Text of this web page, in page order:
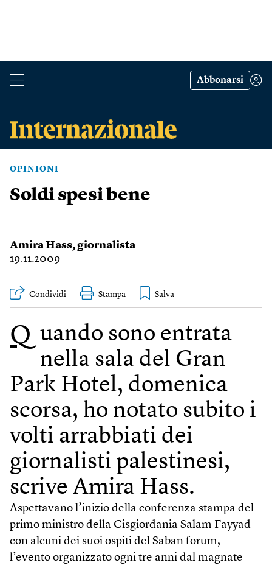
Abbonarsi
OPINIONI
Soldi spesi bene
Amira Hass, giornalista
19.11.2009
Condividi Stampa
Quando sono entrata
nella sala del Gran
Park Hotel, domenica
scorsa, ho notato subito i
volti arrabbiati dei
giornalisti palestinesi,
scrive Amira Hass.
Aspettavano l’inizio della conferenza stampa del
primo ministro della Cisgiordania Salam Fayyad
con alcuni dei suoi ospiti del Saban forum,
l’evento organizzato ogni tre anni dal magnate